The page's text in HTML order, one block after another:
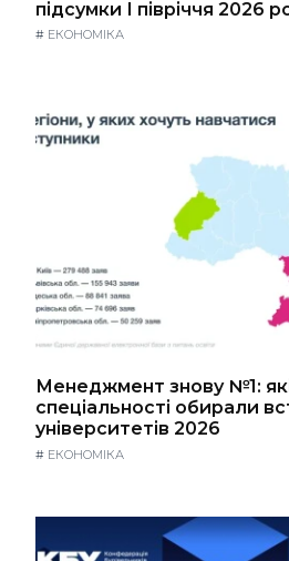
підсумки І півріччя 2026
# ЕКОНОМІКА
Менеджмент знову №1:
спеціальності обирали
університетів 2026
# ЕКОНОМІКА